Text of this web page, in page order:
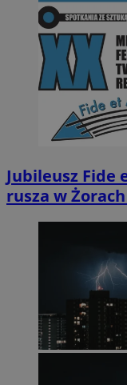
Jubileusz Fide
rusza w